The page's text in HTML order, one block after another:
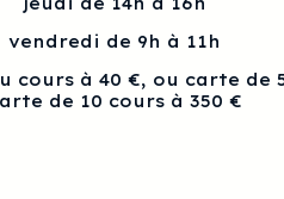
vendredi de 9h à 11h
à 40 €, ou carte de
de 10 cours à 350 €